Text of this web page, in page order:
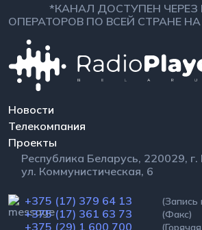
*КАНАЛ ДОСТУПЕН ЧЕРЕЗ
ОПЕРАТОРОВ ПО ВСЕЙ СТРАНЕ
Новости
Телекомпания
Проекты
Республика Беларусь, 220029, г.
ул. Коммунистическая, 6
+375 (17) 379 64 13 (Запись
+375 (17) 361 63 73 (Факс)
+375 (29) 1 600 700